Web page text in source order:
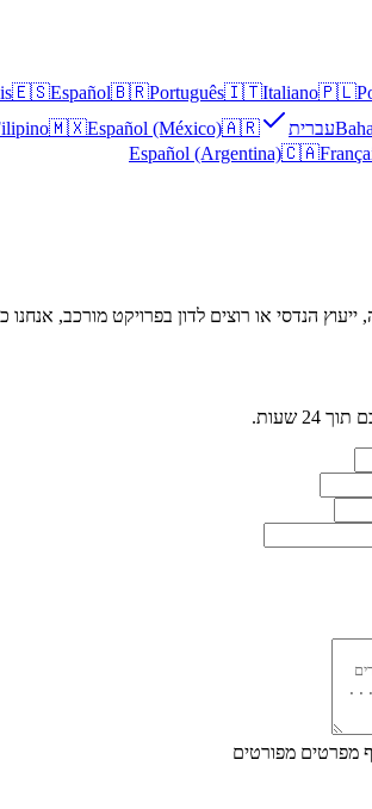
🇪🇸Español🇧🇷Português🇮🇹Italiano🇵🇱
עברית 🇲🇽Español (México)🇦🇷
Español (Argentina)🇨🇦
הנדסי או רוצים לדון בפרויקט מורכב, אנחנו
שעות.
מפרטים מפורטים